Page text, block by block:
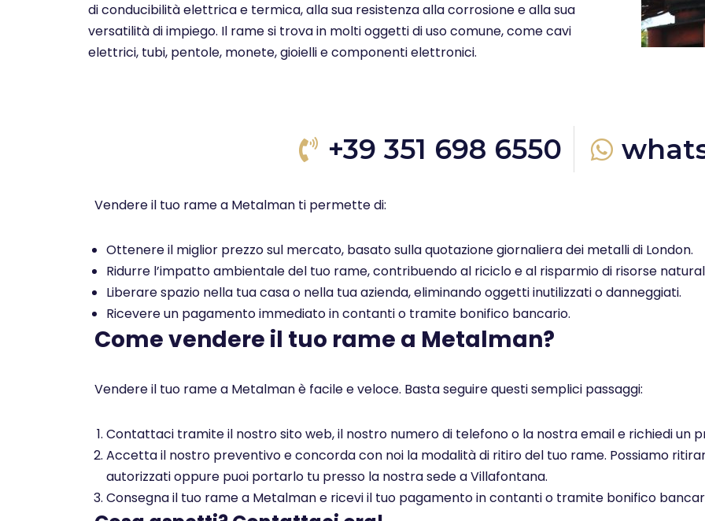
di conducibilità elettrica e termica, alla sua resistenza alla corrosione e alla sua
versatilità di impiego. Il rame si trova in molti oggetti di uso comune, come cavi
elettrici, tubi, pentole, monete, gioielli e componenti elettronici.
+39 351 698 6550
Vendere il tuo rame a Metalman ti permette di:
Ottenere il miglior prezzo sul mercato, basato sulla quotazione giornaliera dei metalli di London.
Ridurre l’impatto ambientale del tuo rame, contribuendo al riciclo e al risparmio di risorse
Liberare spazio nella tua casa o nella tua azienda, eliminando oggetti inutilizzati o danneggiati.
Ricevere un pagamento immediato in contanti o tramite bonifico bancario.
Come vendere il tuo rame a Metalman?
Vendere il tuo rame a Metalman è facile e veloce. Basta seguire questi semplici passaggi:
Contattaci tramite il nostro sito web, il nostro numero di telefono o la nostra email e richiedi un
Accetta il nostro preventivo e concorda con noi la modalità di ritiro del tuo rame. Possiamo
autorizzati oppure puoi portarlo tu presso la nostra sede a Villafontana.
Consegna il tuo rame a Metalman e ricevi il tuo pagamento in contanti o tramite bonifico